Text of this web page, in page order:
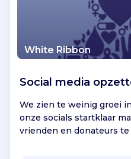
White Ribbon
Social media
We zien te weinig groei
onze socials startklaar
vrienden en donateurs te